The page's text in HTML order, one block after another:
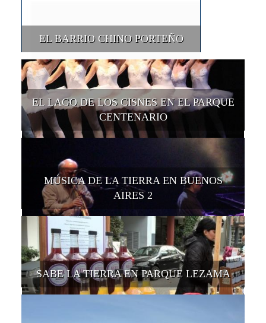
EL BARRIO CHINO PORTEÑO
EL LAGO DE LOS CISNES EN EL PARQUE
CENTENARIO
MÚSICA DE LA TIERRA EN BUENOS
AIRES 2
SABE LA TIERRA EN PARQUE LEZAMA